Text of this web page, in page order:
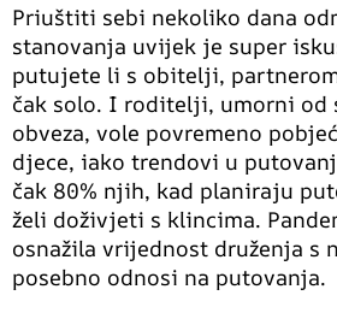
Priuštiti sebi nekoliko dana
stanovanja uvijek je super
putujete li s obitelji,
čak solo. I roditelji, umorni od
obveza, vole povremeno
djece, iako trendovi u
čak 80% njih, kad planiraju
želi doživjeti s klincima.
osnažila vrijednost druženja s
posebno odnosi na putovanja.